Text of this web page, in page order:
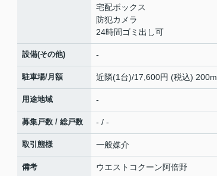
宅配ボックス
防犯カメラ
24時間ゴミ出し可
設備(その他) -
駐車場/月額 近隣(1台)/17,600円 (税込) 200m
用途地域 -
募集戸数 / 総戸数 - / -
取引態様 一般媒介
備考 ウエストコクーン阿倍野